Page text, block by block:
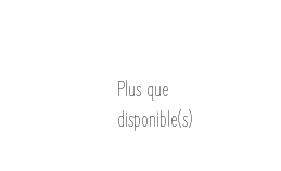
Plus que
disponible(s)